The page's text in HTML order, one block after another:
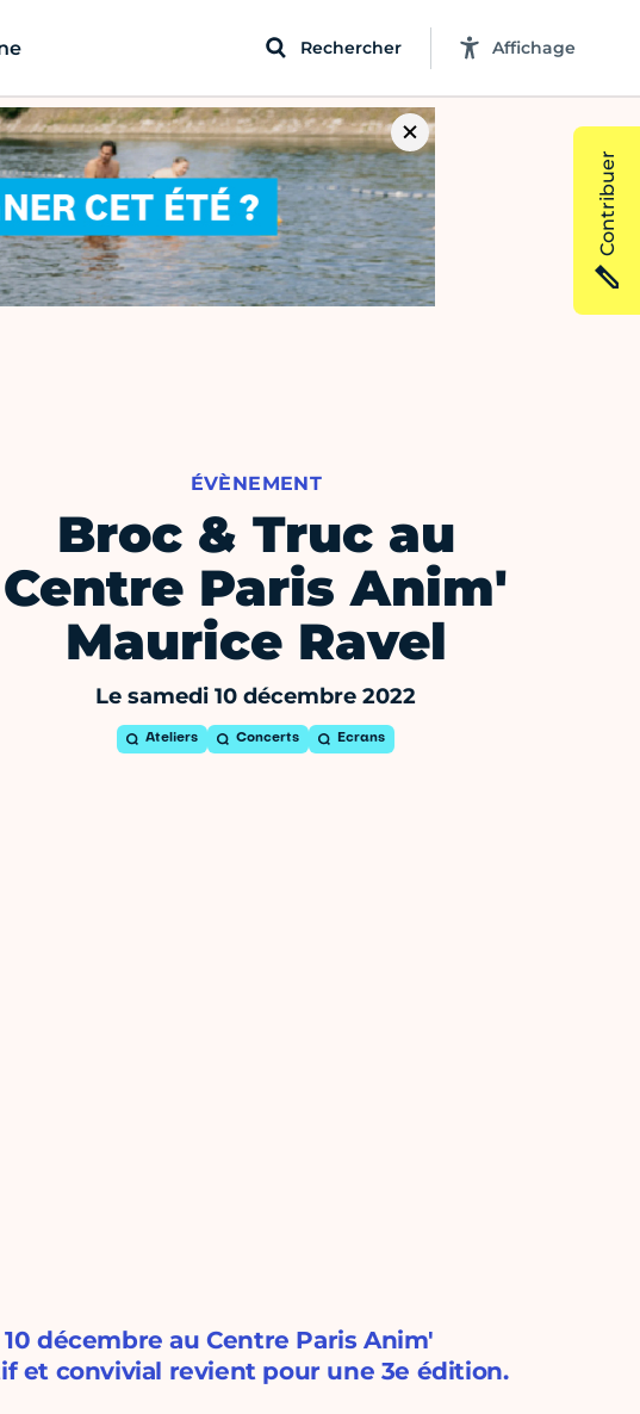
Rechercher Affichage
ÉVÈNEMENT
Broc & Truc au
Centre Paris Anim'
Maurice Ravel
Le samedi 10 décembre 2022
Ateliers Concerts Ecrans
décembre au Centre Paris Anim'
et convivial revient pour une 3e édition.
Contribuer